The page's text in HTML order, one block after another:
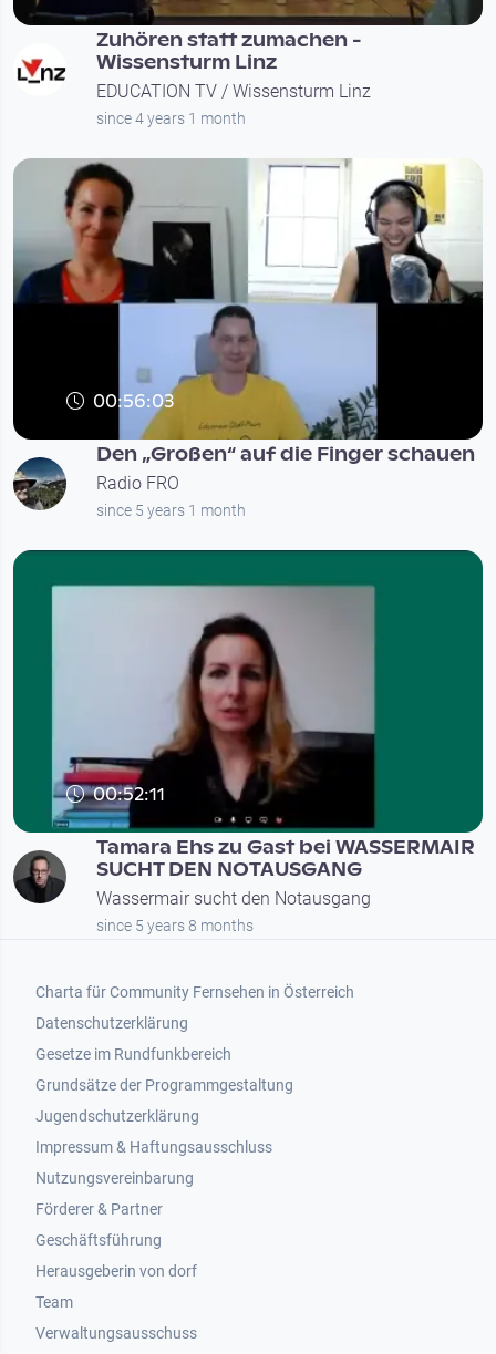
Zuhören statt zumachen -
Wissensturm Linz
EDUCATION TV / Wissensturm Linz
since 4 years 1 month
00:56:03
Den „Großen“ auf die Finger schauen
Radio FRO
since 5 years 1 month
00:52:11
Tamara Ehs zu Gast bei WASSERMAIR
SUCHT DEN NOTAUSGANG
Wassermair sucht den Notausgang
since 5 years 8 months
Footer 1
Charta für Community Fernsehen in Österreich
Datenschutzerklärung
Gesetze im Rundfunkbereich
Grundsätze der Programmgestaltung
Jugendschutzerklärung
Impressum & Haftungsausschluss
Nutzungsvereinbarung
Footer 2
Förderer & Partner
Geschäftsführung
Herausgeberin von dorf
Team
Verwaltungsausschuss